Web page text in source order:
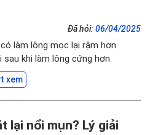
Đã hỏi: 06/04/2025
làm lông mọc lại rậm hơn
khi làm lông cứng hơn
xem
lại nổi mụn? Lý giải